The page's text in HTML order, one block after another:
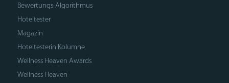
Bewertungs-Algorithmus
Hoteltester
Magazin
Hoteltesterin Kolumne
Wellness Heaven Awards
Wellness Heaven